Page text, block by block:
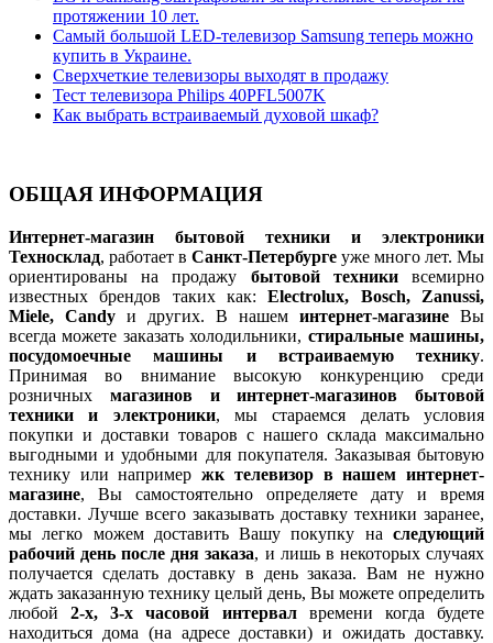
протяжении 10 лет.
Самый большой LED-телевизор Samsung теперь можно
купить в Украине.
Сверхчеткие телевизоры выходят в продажу
Тест телевизора Philips 40PFL5007K
Как выбрать встраиваемый духовой шкаф?
ОБЩАЯ ИНФОРМАЦИЯ
Интернет-магазин бытовой техники и электроники
Техносклад, работает в Санкт-Петербурге уже много лет. Мы
ориентированы на продажу бытовой техникивсемирно
известных брендов таких как:Electrolux, Bosch, Zanussi,
Miele, Candy и других. В нашем интернет-магазине Вы
всегда можете заказать холодильники, стиральные машины,
посудомоечные машины и встраиваемую технику.
Принимая во внимание высокую конкуренцию среди
розничных магазинов и интернет-магазинов бытовой
техники и электроники, мы стараемся делать условия
покупки и доставки товаров с нашего склада максимально
выгодными и удобными для покупателя. Заказывая бытовую
технику или напримержк телевизор в нашем интернет-
магазине, Вы самостоятельно определяете дату и время
доставки. Лучше всего заказывать доставку техники заранее,
мы легко можем доставить Вашу покупку на следующий
рабочий день после дня заказа, и лишь в некоторых случаях
получается сделать доставку в день заказа. Вам не нужно
ждать заказанную технику целый день, Вы можете определить
любой2-х, 3-х часовой интервалвремени когда будете
находиться дома (на адресе доставки) и ожидать доставку.